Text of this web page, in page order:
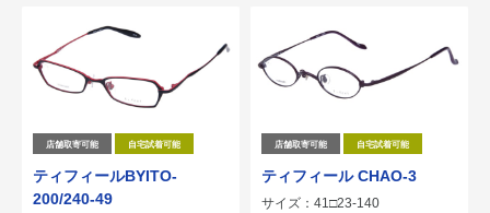
店舗取寄可能 自宅試着可能
ティフィールBYITO-
200/240-49
店舗取寄可能 自宅試着可能
ティフィール CHAO-3
サイズ：41□23-140